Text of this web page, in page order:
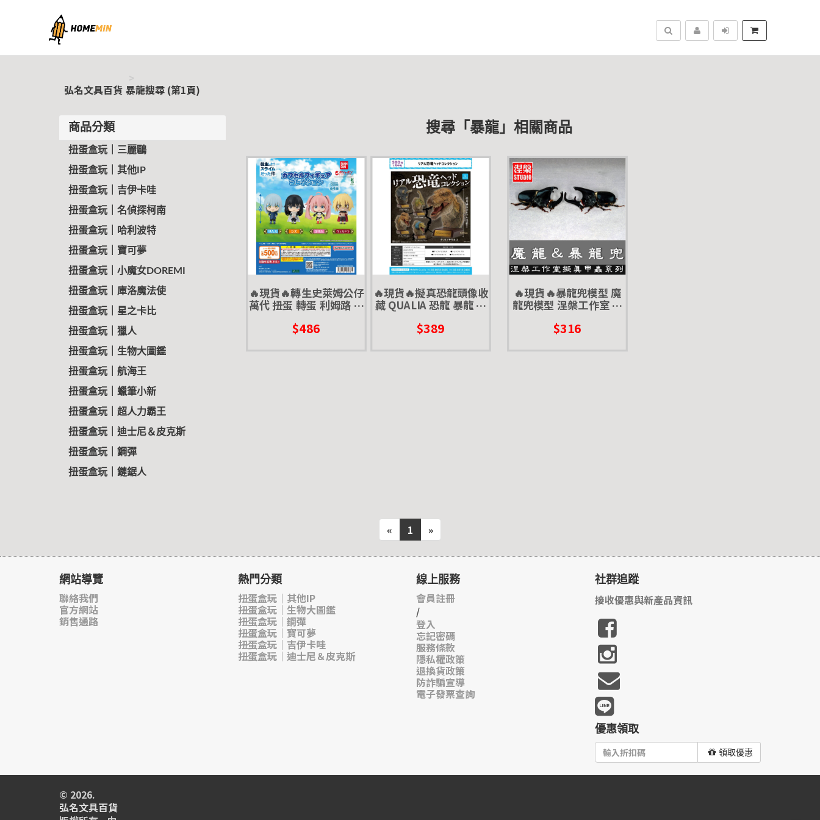
弘名文具百貨
搜尋
弘名文具百貨 暴龍搜尋 (第1頁)
商品分類
扭蛋盒玩｜三麗鷗
扭蛋盒玩｜其他IP
扭蛋盒玩｜吉伊卡哇
扭蛋盒玩｜名偵探柯南
扭蛋盒玩｜哈利波特
扭蛋盒玩｜寶可夢
扭蛋盒玩｜小魔女DOREMI
扭蛋盒玩｜庫洛魔法使
扭蛋盒玩｜星之卡比
扭蛋盒玩｜獵人
扭蛋盒玩｜生物大圖鑑
扭蛋盒玩｜航海王
扭蛋盒玩｜蠟筆小新
扭蛋盒玩｜超人力霸王
扭蛋盒玩｜迪士尼＆皮克斯
扭蛋盒玩｜鋼彈
扭蛋盒玩｜鏈鋸人
搜尋「暴龍」相關商品
🔥現貨🔥轉生史萊姆公仔
萬代 扭蛋 轉蛋 利姆路 萌
$486
🔥現貨🔥擬真恐龍頭像收
藏 QUALIA 恐龍 暴龍 三
$389
🔥現貨🔥暴龍兜模型 魔
龍兜模型 涅槃工作室 甲
飾 磁鐵
$316
« 1 »
網站導覽
聯絡我們
官方網站
銷售通路
熱門分類
扭蛋盒玩｜其他IP
扭蛋盒玩｜生物大圖鑑
扭蛋盒玩｜鋼彈
扭蛋盒玩｜寶可夢
扭蛋盒玩｜吉伊卡哇
扭蛋盒玩｜迪士尼＆皮克斯
線上服務
會員註冊
/
登入
忘記密碼
服務條款
隱私權政策
退換貨政策
防詐騙宣導
電子發票查詢
社群追蹤
接收優惠與新產品資訊
優惠領取
領取優惠
© 2026.
弘名文具百貨